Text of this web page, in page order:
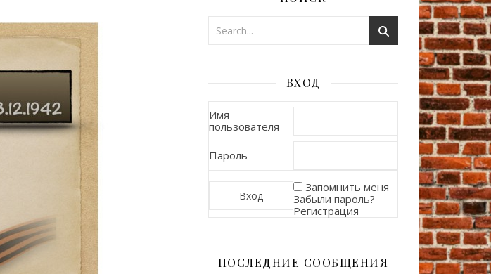
ВХОД
Имя
пользователя
Пароль
Запомнить меня
Забыли пароль?
Регистрация
ПОСЛЕДНИЕ СООБЩЕНИЯ